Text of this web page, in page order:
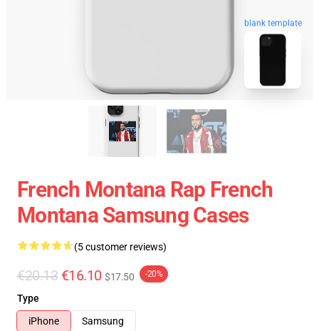
blank template
French Montana Rap French
Montana Samsung Cases
(5 customer reviews)
€20.13 €16.10 $17.50 -20%
Type
iPhone
Samsung